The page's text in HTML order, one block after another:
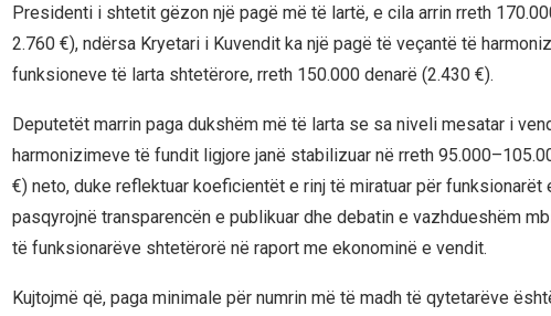
Presidenti i shtetit gëzon një pagë më të lartë, e cila arrin rreth
2.760 €), ndërsa Kryetari i Kuvendit ka një pagë të veçantë të
funksioneve të larta shtetërore, rreth 150.000 denarë (2.430 €).
Deputetët marrin paga dukshëm më të larta se sa niveli mesatar i
harmonizimeve të fundit ligjore janë stabilizuar në rreth
€) neto, duke reflektuar koeficientët e rinj të miratuar për funksionarët
pasqyrojnë transparencën e publikuar dhe debatin e vazhdueshëm
të funksionarëve shtetërorë në raport me ekonominë e vendit.
Kujtojmë që, paga minimale për numrin më të madh të qytetarëve